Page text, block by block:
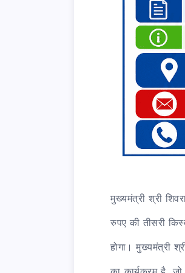
मुख्यमंत्री श्री
रुपए की तीसरी
होगा। मुख्यमंत्री